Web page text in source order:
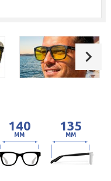
140
MM
135
MM